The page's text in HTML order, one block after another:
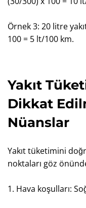
Örnek 3: 20 litre
100 = 5 lt/100 km.
Yakıt
Dikkat
Nüanslar
Yakıt tüketimini
noktaları göz
1. Hava koşulları: